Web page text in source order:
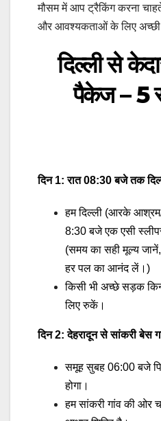
मौसम में आप ट्रैकिंग करना
और आवश्यकताओं के लिए अच्छी
दिल्ली से
पैकेज – 5
दिन 1: रात 08:30 बजे तक
हम दिल्ली (आरके
8:30 बजे एक एसी
(समय का सही मूल्य
हर पल का आनंद लें।)
किसी भी अच्छे सड़क
लिए रुकें।
दिन 2: देहरादून से सांकरी बेस
समूह सुबह 06:00 बजे
होगा।
हम सांकरी गांव की ओर